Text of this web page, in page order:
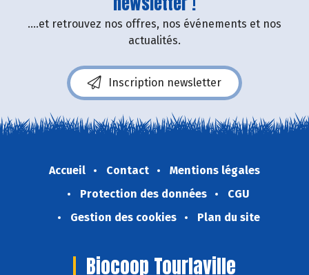
....et retrouvez nos offres, nos événements et nos
actualités.
Inscription newsletter
Accueil Contact
Mentions légales
Protection des données
CGU
Gestion des cookies
Plan du site
Biocoop Tourlaville